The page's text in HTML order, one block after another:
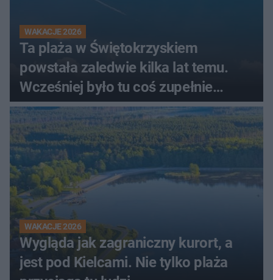
WAKACJE 2026
Ta plaża w Świętokrzyskiem
powstała zaledwie kilka lat temu.
Wcześniej było tu coś zupełnie
innego
WAKACJE 2026
Wygląda jak zagraniczny kurort, a
jest pod Kielcami. Nie tylko plaża